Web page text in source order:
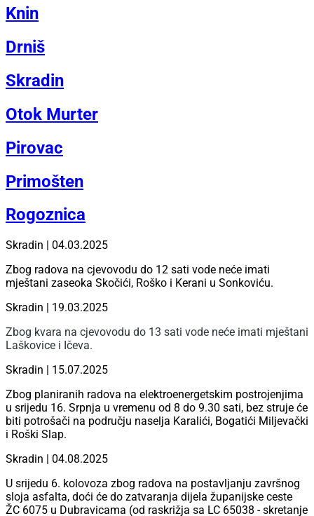
Knin
Drniš
Skradin
Otok Murter
Pirovac
Primošten
Rogoznica
Skradin | 04.03.2025
Zbog radova na cjevovodu do 12 sati vode neće imati
mještani zaseoka Skočići, Roško i Kerani u Sonkoviću.
Skradin | 19.03.2025
Zbog kvara na cjevovodu do 13 sati vode neće imati mještani
Laškovice i Ičeva.
Skradin | 15.07.2025
Zbog planiranih radova na elektroenergetskim postrojenjima
u srijedu 16. Srpnja u vremenu od 8 do 9.30 sati, bez struje će
biti potrošači na području naselja Karalići, Bogatići Miljevački
i Roški Slap.
Skradin | 04.08.2025
U srijedu 6. kolovoza zbog radova na postavljanju završnog
sloja asfalta, doći će do zatvaranja dijela županijske ceste
ŽC 6075 u Dubravicama (od raskrižja sa LC 65038 - skretanje